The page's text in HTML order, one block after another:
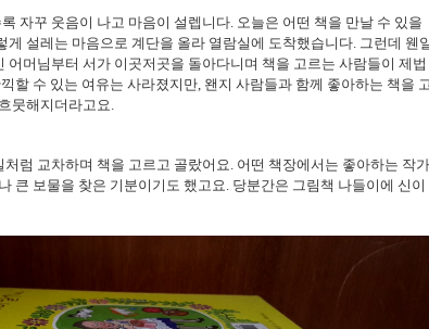
자꾸 웃음이 나고 마음이 설렙니다. 오늘은 어떤 책을 만날 수 있을
게 설레는 마음으로 계단을 올라 열람실에 도착했습니다. 그런데 웬
어머님부터 서가 이곳저곳을 돌아다니며 책을 고르는 사람들이 제법
할 수 있는 여유는 사라졌지만, 왠지 사람들과 함께 좋아하는 책을
뭇해지더라고요.
럼 교차하며 책을 고르고 골랐어요. 어떤 책장에서는 좋아하는 작가
큰 보물을 찾은 기분이기도 했고요. 당분간은 그림책 나들이에 신이